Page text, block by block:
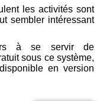
les activités sont
sembler intéressant
à se servir de
sous ce système,
en version